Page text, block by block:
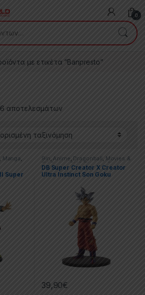
0
με ετικέτα “Banpresto”
αποτελεσμάτων
, Manga,
Super
9in,Anime, Dragonball, Movies &
TV Series PVC Figures, Statues
DB Super Creator X Creator
Ultra Instinct Son Goku
39,90€